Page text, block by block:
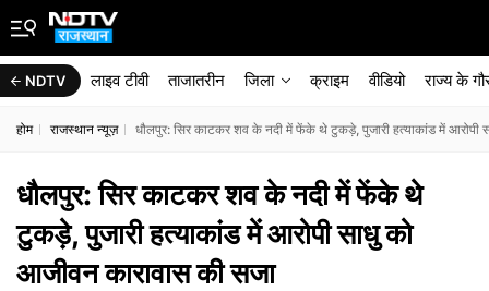
NDTV लाइव टीवी ताजातरीन जिला क्राइम वीडियो राज्‍य के
होम राजस्थान न्यूज़ धौलपुर: सिर काटकर शव के नदी में फेंके थे टुकड़े, पुजारी हत्याकांड में आरोपी
धौलपुर: सिर काटकर शव के नदी में फेंके थे
टुकड़े, पुजारी हत्याकांड में आरोपी साधु को
आजीवन कारावास की सजा